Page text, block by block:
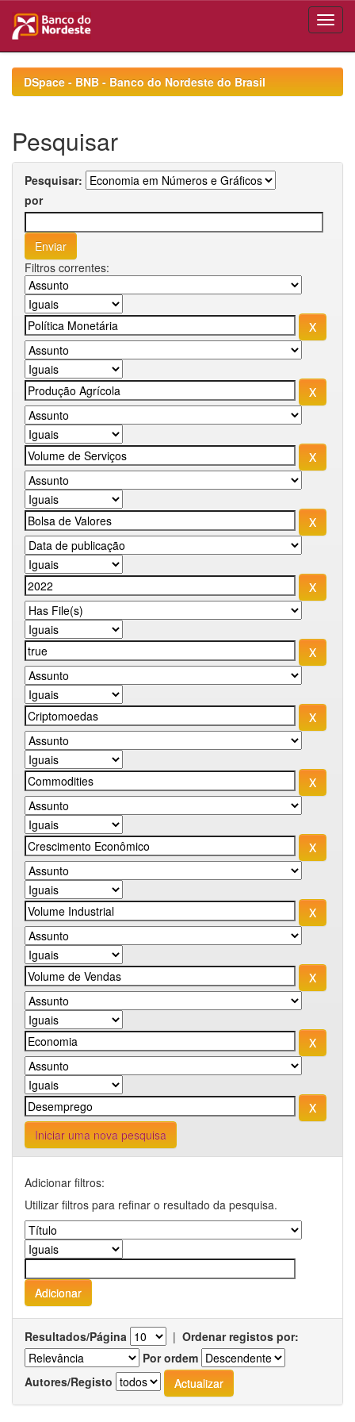
navigationDSpace - BNB - Banco do Nordeste do Brasil
Pesquisar
Pesquisar:
por
Filtros correntes:
Iniciar uma nova pesquisa
Adicionar filtros:
Utilizar filtros para refinar o resultado da pesquisa.
Resultados/Página | Ordenar registos por:
Por ordem
Autores/Registo